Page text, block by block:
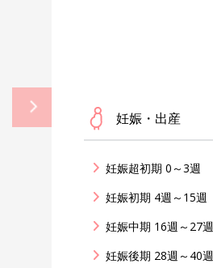
妊娠・出産
妊娠超初期 0～3週
妊娠初期 4週～15週
妊娠中期 16週～27週
妊娠後期 28週～40週